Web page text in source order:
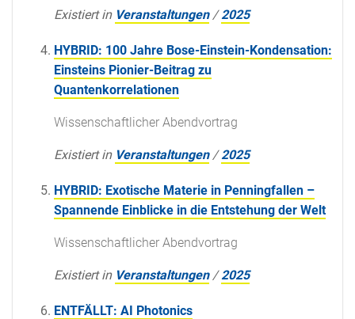
Existiert in Veranstaltungen /2025
HYBRID: 100 Jahre Bose-Einstein-Kondensation:
Einsteins Pionier-Beitrag zu
Quantenkorrelationen
Wissenschaftlicher Abendvortrag
Existiert in Veranstaltungen /2025
HYBRID: Exotische Materie in Penningfallen –
Spannende Einblicke in die Entstehung der Welt
Wissenschaftlicher Abendvortrag
Existiert in Veranstaltungen /2025
ENTFÄLLT: AI Photonics